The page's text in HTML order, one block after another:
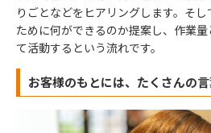
りごとなどをヒアリングします。そ
ために何ができるのか提案し、作業
て活動するという流れです。
お客様のもとには、たくさんの